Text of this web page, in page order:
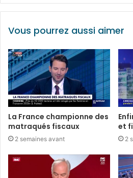
Vous pourrez aussi aimer
La France championne des
matraqués fiscaux
2 semaines avant
et
2